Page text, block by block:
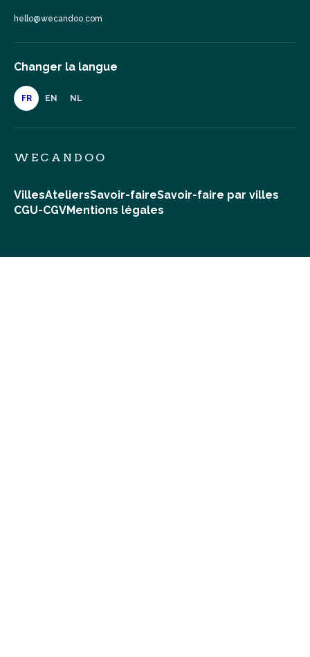
hello@wecandoo.com
Changer la langue
FR EN NL
WECANDOO
VillesAteliersSavoir-faireSavoir-faire par villes
CGU-CGVMentions légales